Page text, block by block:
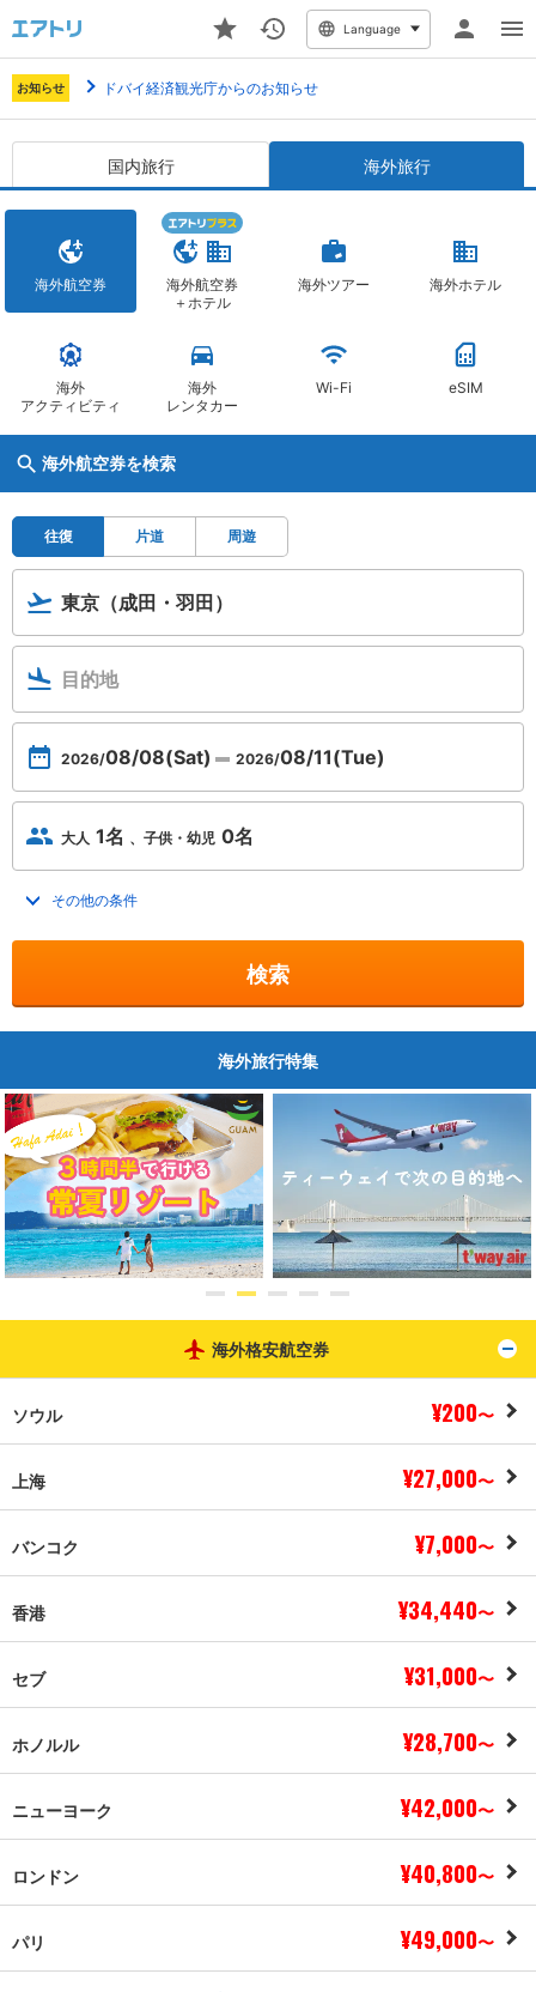
Language
お知らせ ドバイ経済観光庁からのお知らせ
国内旅行 海外旅行
海外航空券
海外航空券
＋ホテル
海外ツアー 海外ホテル
海外
アクティビティ
海外
レンタカー
Wi-Fi eSIM
海外航空券を検索
往復 片道 周遊
東京（成田・羽田）
目的地
2026/08/08(Sat) 2026/08/11(Tue)
大人 1名 子供・幼児 0名
トグルを開く
その他の条件
検索
海外旅行特集
海外格安航空券 ト
ソウル ¥200〜
上海 ¥27,000〜
バンコク ¥7,000〜
香港 ¥34,440〜
セブ ¥31,000〜
ホノルル ¥28,700〜
ニューヨーク ¥42,000〜
ロンドン ¥40,800〜
パリ ¥49,000〜